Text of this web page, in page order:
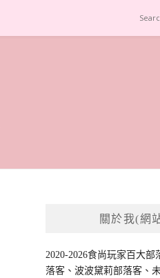
關於我(網
2020-2026食尚玩家百大
落客、波波黛莉部落客、